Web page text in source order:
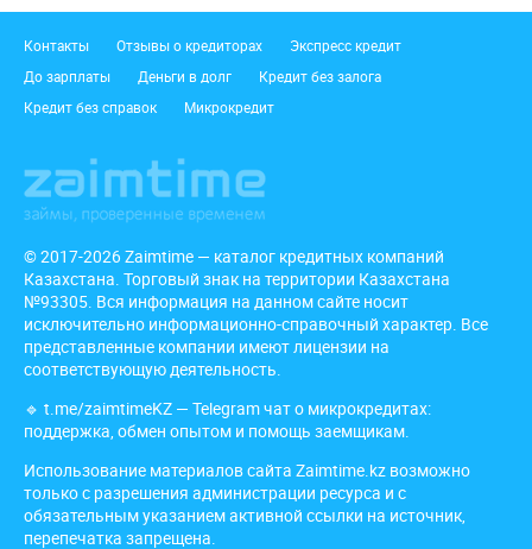
Подвал
Контакты Отзывы о кредиторах
Экспресс кредит
До зарплаты
Деньги в долг
Кредит без залога
Кредит без справок
Микрокредит
© 2017-2026 Zaimtime — каталог кредитных компаний
Казахстана. Торговый знак на территории Казахстана
№93305. Вся информация на данном сайте носит
исключительно информационно-справочный характер. Все
представленные компании имеют лицензии на
соответствующую деятельность.
🔹 t.me/zaimtimeKZ — Telegram чат о микрокредитах:
поддержка, обмен опытом и помощь заемщикам.
Использование материалов сайта Zaimtime.kz возможно
только с разрешения администрации ресурса и с
обязательным указанием активной ссылки на источник,
перепечатка запрещена.